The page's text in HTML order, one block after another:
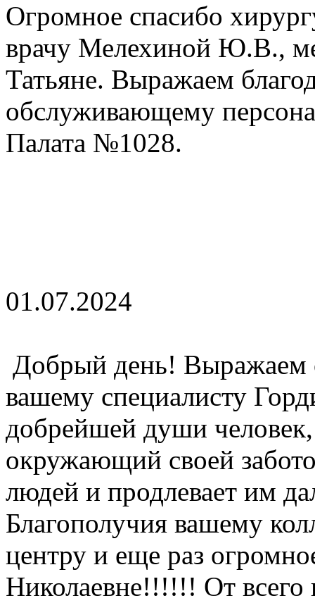
Огромное спасибо
врачу Мелехиной Ю.В.,
Татьяне. Выражаем
обслуживающему
Палата №1028.
01.07.2024
Добрый день! Выражаем
вашему специалисту
добрейшей души
окружающий своей
людей и продлевает им
Благополучия вашему
центру и еще раз
Николаевне!!!!!! От